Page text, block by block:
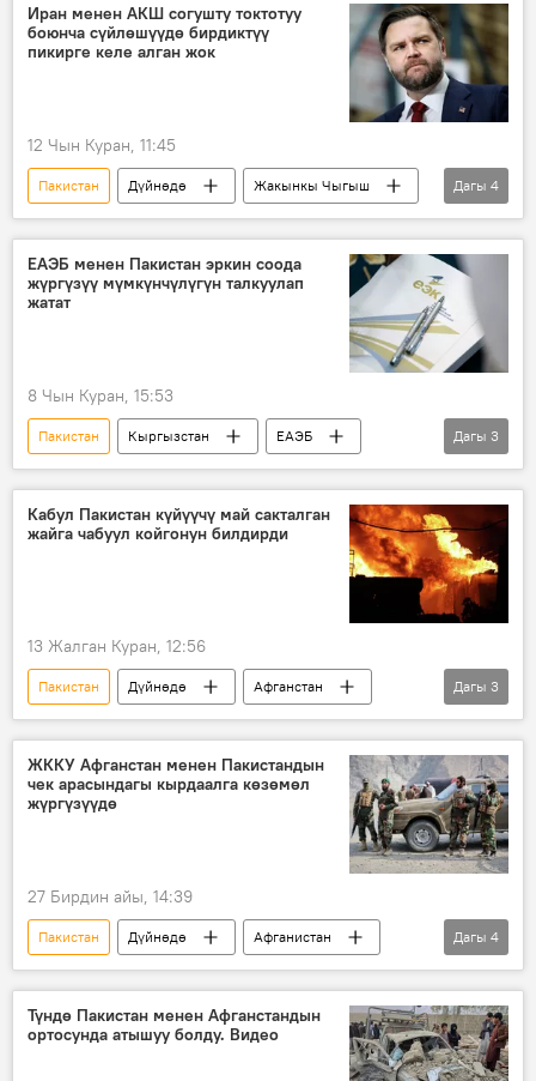
Иран менен АКШ согушту токтотуу
боюнча сүйлөшүүдө бирдиктүү
пикирге келе алган жок
12 Чын Куран, 11:45
Пакистан Дүйнөдө
Жакынкы Чыгыш
Иран
АКШ
Жеймс Дэвид Вэнс
Аббас Аракчи
Дагы 4
ЕАЭБ менен Пакистан эркин соода
жүргүзүү мүмкүнчүлүгүн талкуулап
жатат
8 Чын Куран, 15:53
Пакистан Кыргызстан
ЕАЭБ
ЕЭК
соода келишим
Дагы 3
Кабул Пакистан күйүүчү май сакталган
жайга чабуул койгонун билдирди
13 Жалган Куран, 12:56
Пакистан Дүйнөдө
Афганстан
Чабуул
тирешүү өлүм
Дагы 3
ЖККУ Афганстан менен Пакистандын
чек арасындагы кырдаалга көзөмөл
жүргүзүүдө
27 Бирдин айы, 14:39
Пакистан Дүйнөдө
Афганистан
атышуу
чек ара
Чабуул
ЖККУ
Дагы 4
Түндө Пакистан менен Афганстандын
ортосунда атышуу болду. Видео